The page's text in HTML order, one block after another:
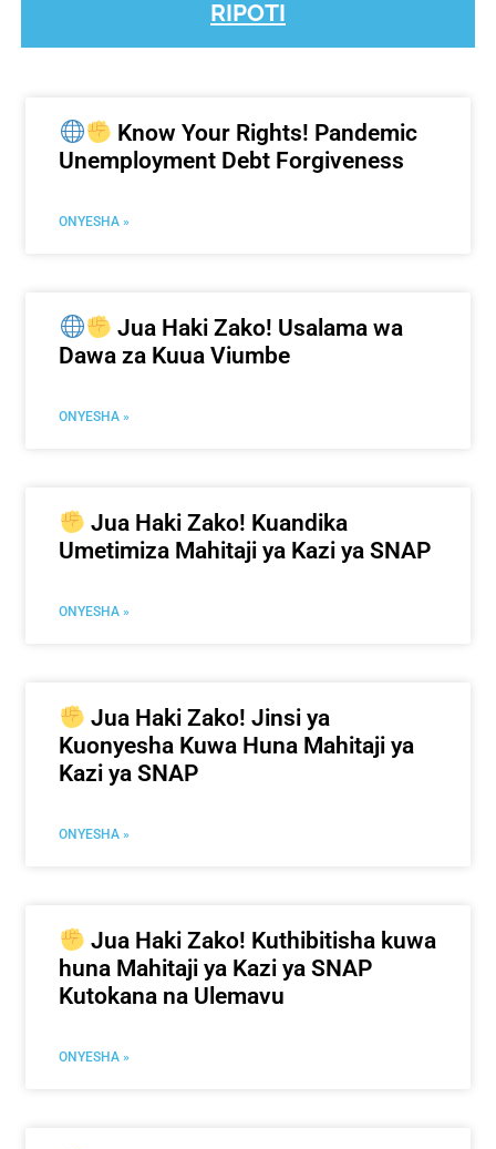
RIPOTI
Know Your Rights! Pandemic
Unemployment Debt Forgiveness
ONYESHA »
Jua Haki Zako! Usalama wa
Dawa za Kuua Viumbe
ONYESHA »
Jua Haki Zako! Kuandika
Umetimiza Mahitaji ya Kazi ya SNAP
ONYESHA »
Jua Haki Zako! Jinsi ya
Kuonyesha Kuwa Huna Mahitaji ya
Kazi ya SNAP
ONYESHA »
Jua Haki Zako! Kuthibitisha kuwa
huna Mahitaji ya Kazi ya SNAP
Kutokana na Ulemavu
ONYESHA »